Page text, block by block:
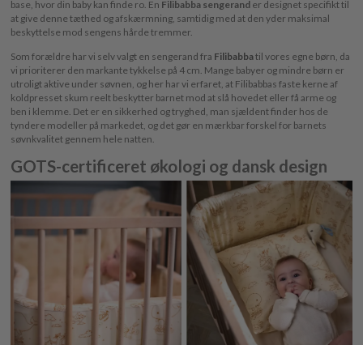
base, hvor din baby kan finde ro. En Filibabba sengerander designet specifikt til
at give denne tæthed og afskærmning, samtidig med at den yder maksimal
beskyttelse mod sengens hårde tremmer.
Som forældre har vi selv valgt en sengerand fra Filibabbatil vores egne børn, da
vi prioriterer den markante tykkelse på 4 cm. Mange babyer og mindre børn er
utroligt aktive under søvnen, og her har vi erfaret, at Filibabbas faste kerne af
koldpresset skum reelt beskytter barnet mod at slå hovedet eller få arme og
ben i klemme. Det er en sikkerhed og tryghed, man sjældent finder hos de
tyndere modeller på markedet, og det gør en mærkbar forskel for barnets
søvnkvalitet gennem hele natten.
GOTS-certificeret økologi og dansk design